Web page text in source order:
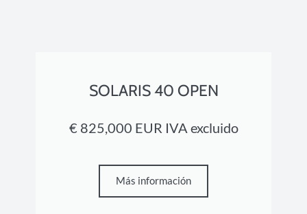
SOLARIS 40 OPEN
€ 825,000 EUR IVA excluido
Más información